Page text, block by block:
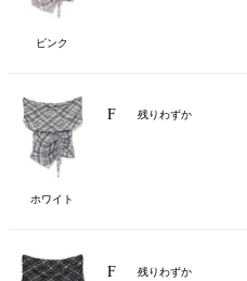
ピンク
ホワイト
F 残りわずか
F 残りわずか